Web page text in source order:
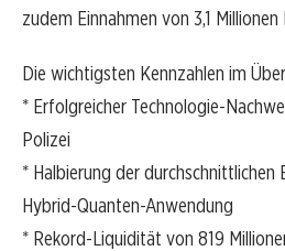
zudem Einnahmen von 3,1 Millionen
Die wichtigsten Kennzahlen im
* Erfolgreicher Technologie-
Polizei
* Halbierung der durchschnittlichen
Hybrid-Quanten-Anwendung
* Rekord-Liquidität von 819